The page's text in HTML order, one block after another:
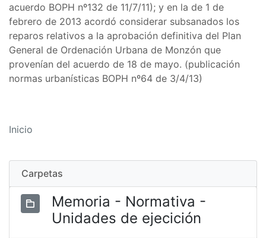
acuerdo BOPH nº132 de 11/7/11); y en la de 1 de
febrero de 2013 acordó considerar subsanados los
reparos relativos a la aprobación definitiva del Plan
General de Ordenación Urbana de Monzón que
provenían del acuerdo de 18 de mayo. (publicación
normas urbanísticas BOPH nº64 de 3/4/13)
Inicio
Carpetas
Memoria - Normativa -
Unidades de ejecición